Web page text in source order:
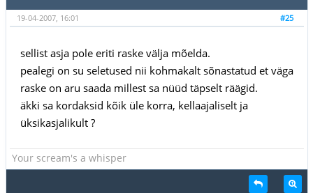
#25
19-04-2007, 16:01
sellist asja pole eriti raske välja mõelda.
pealegi on su seletused nii kohmakalt sõnastatud et väga
raske on aru saada millest sa nüüd täpselt räägid.
äkki sa kordaksid kõik üle korra, kellaajaliselt ja
üksikasjalikult ?
Your scream's a whisper